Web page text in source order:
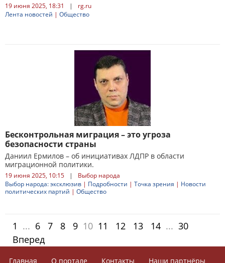
19 июня 2025, 18:31 |
rg.ru
Лента новостей | Общество
Бесконтрольная миграция – это угроза
безопасности страны
Даниил Ермилов – об инициативах ЛДПР в области
миграционной политики.
19 июня 2025, 10:15 |
Выбор народа
Выбор народа: эксклюзив | Подробности | Точка зрения | Новости
политических партий | Общество
1 ... 6 7 8 9 10 11 12 13 14 ... 30
Вперед
Главная О портале Контакты Наши партнёры